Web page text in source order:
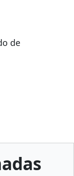
de